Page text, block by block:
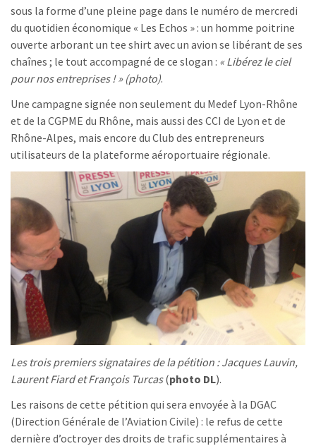
sous la forme d’une pleine page dans le numéro de mercredi
du quotidien économique « Les Echos » : un homme poitrine
ouverte arborant un tee shirt avec un avion se libérant de ses
chaînes ; le tout accompagné de ce slogan : « Libérez le ciel
pour nos entreprises ! » (photo).
Une campagne signée non seulement du Medef Lyon-Rhône
et de la CGPME du Rhône, mais aussi des CCI de Lyon et de
Rhône-Alpes, mais encore du Club des entrepreneurs
utilisateurs de la plateforme aéroportuaire régionale.
Les trois premiers signataires de la pétition : Jacques Lauvin,
Laurent Fiard et François Turcas(photo DL).
Les raisons de cette pétition qui sera envoyée à la DGAC
(Direction Générale de l’Aviation Civile) : le refus de cette
dernière d’octroyer des droits de trafic supplémentaires à